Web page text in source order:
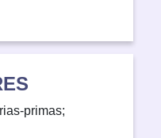
primas;